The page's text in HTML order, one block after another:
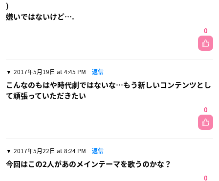
)
嫌いではないけど….
0
2017年5月19日 at 4:45 PM 返信
こんなのもはや時代劇ではないな…もう新しいコンテンツとし
て頑張っていただきたい
0
2017年5月22日 at 8:24 PM 返信
今回はこの2人があのメインテーマを歌うのかな？
0